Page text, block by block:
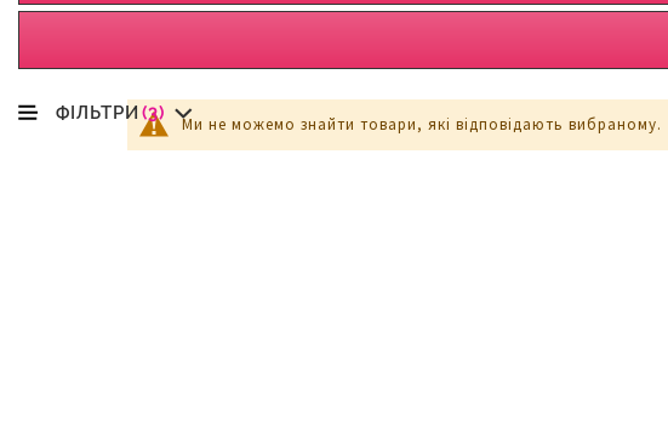
Ми не можемо знайти товари, які відповідають вибраному.
ФІЛЬТРИ (3)